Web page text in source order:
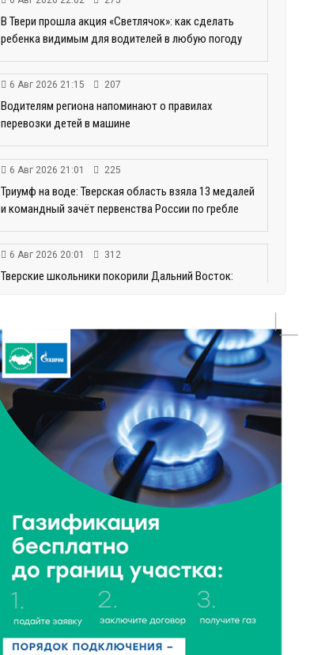
В Твери прошла акция «Светлячок»: как сделать
ребенка видимым для водителей в любую погоду
6 Авг 2026 21:15 207
Водителям региона напоминают о правилах
перевозки детей в машине
6 Авг 2026 21:01 225
Триумф на воде: Тверская область взяла 13 медалей
и командный зачёт первенства России по гребле
6 Авг 2026 20:01 312
Тверские школьники покорили Дальний Восток:
287
Забота о пациентах и врачах: в ГКБ №7 стало ещё
комфортнее
6 Авг 2026 18:18 254
Большие деньги для большой модернизации
тверских заводов
«Дух больших побед»: глава спорткомитета оценил
состояние СШОР по гребле в Твери
6 Авг 2026 17:01 214
День рождения Светофора: в детском саду № 6